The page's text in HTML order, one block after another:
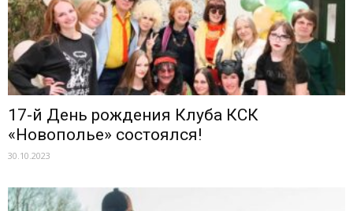
17-й День рождения Клуба КСК
«Новополье» состоялся!
30.10.2023